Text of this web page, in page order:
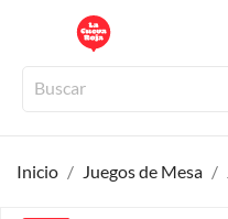
Inicio Juegos de Mesa